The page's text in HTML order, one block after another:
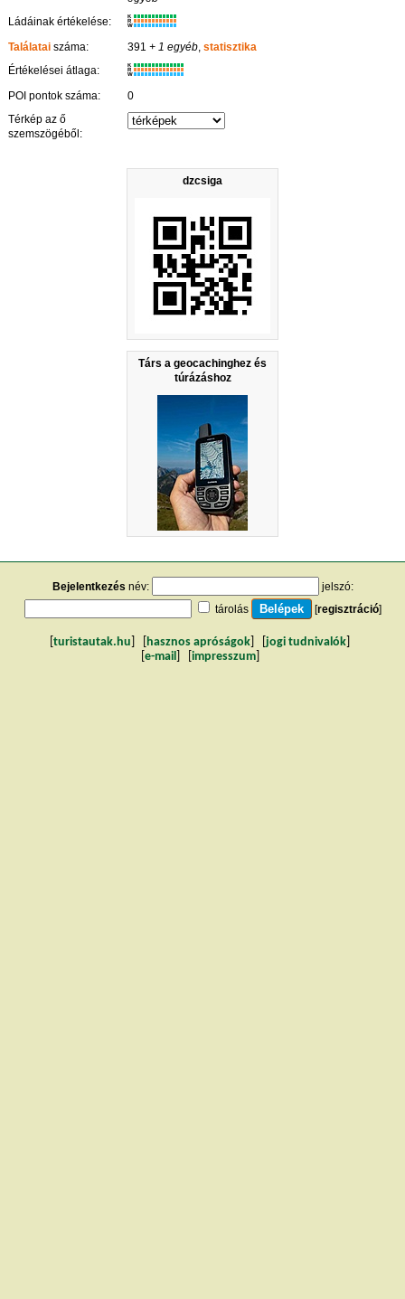
dzcsiga
Társ a geocachinghez és
túrázáshoz
Ládáinak értékelése:
K
R
W
Találatai száma: 391 + 1 egyéb,statisztika
Értékelései átlaga:
K
R
W
POI pontok száma:
0
Térkép az ő
szemszögéből:
Bejelentkezés név:
jelszó:
tárolás
[regisztráció]
turistautak.hu hasznos apróságok jogi tudnivalók
e-mail impresszum]